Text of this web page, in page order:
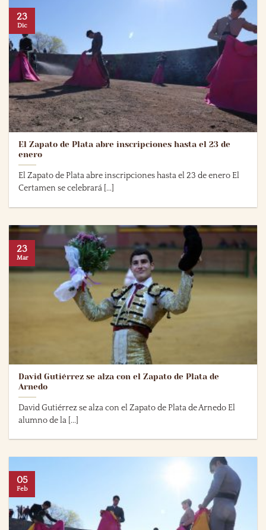
El Zapato de Plata abre inscripciones hasta el 23 de
enero
El Zapato de Plata abre inscripciones hasta el 23 de enero El
Certamen se celebrará [...]
23
Dic
David Gutiérrez se alza con el Zapato de Plata de
Arnedo
David Gutiérrez se alza con el Zapato de Plata de Arnedo El
alumno de la [...]
23
Mar
05
Feb